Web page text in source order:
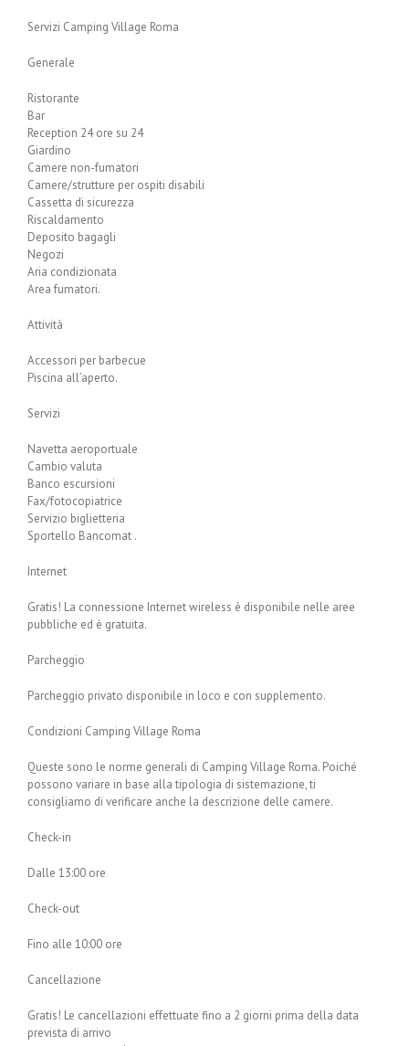
Servizi Camping Village Roma
Generale
Ristorante
Bar
Reception 24 ore su 24
Giardino
Camere non-fumatori
Camere/strutture per ospiti disabili
Cassetta di sicurezza
Riscaldamento
Deposito bagagli
Negozi
Aria condizionata
Area fumatori.
Attività
Accessori per barbecue
Piscina all’aperto.
Servizi
Navetta aeroportuale
Cambio valuta
Banco escursioni
Fax/fotocopiatrice
Servizio biglietteria
Sportello Bancomat .
Internet
Gratis! La connessione Internet wireless è disponibile nelle aree
pubbliche ed è gratuita.
Parcheggio
Parcheggio privato disponibile in loco e con supplemento.
Condizioni Camping Village Roma
Queste sono le norme generali di Camping Village Roma. Poiché
possono variare in base alla tipologia di sistemazione, ti
consigliamo di verificare anche la descrizione delle camere.
Check-in
Dalle 13:00 ore
Check-out
Fino alle 10:00 ore
Cancellazione
Gratis! Le cancellazioni effettuate fino a 2 giorni prima della data
prevista di arrivo